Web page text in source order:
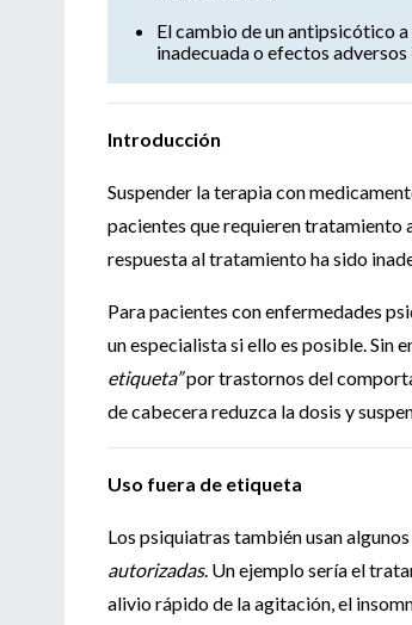
El cambio de un antipsicótico
inadecuada o efectos
Introducción
Suspender la terapia con
pacientes que requieren tratamiento
respuesta al tratamiento ha sido
Para pacientes con enfermedades
un especialista si ello es posible. Sin
etiqueta”por trastornos del
de cabecera reduzca la dosis y
Uso fuera de etiqueta
Los psiquiatras también usan
autorizadas. Un ejemplo sería el
alivio rápido de la agitación, el